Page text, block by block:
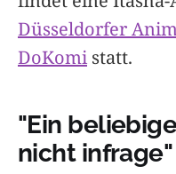
Düsseldorfer
DoKomi statt.
"Ein
nicht infrage"